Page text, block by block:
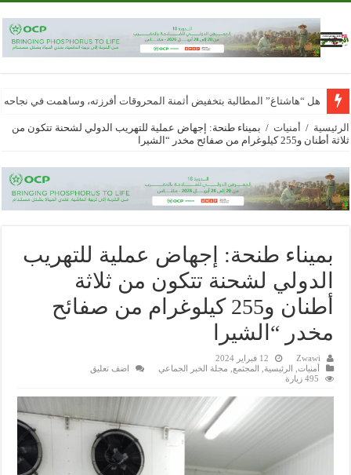
هل “هاشتاغ” المطالبة بتخفيض أثمنة المحروقات أفرزته، وساهمت في
الرئيسية / أمنيات / بميناء طنحة: إجهاض عملية للتهريب الدولي لشحنة تتكون من
ثلاثة أطنان و255 كيلوغرام من صفائح مخدر “الشيرا
بميناء طنحة: إجهاض عملية للتهريب
الدولي لشحنة تتكون من ثلاثة
أطنان و255 كيلوغرام من صفائح
مخدر “الشيرا
Zwawi
12 فبراير 2024
أمنيات الرئيسية المجتمع مجلة الخبر الجماعي
اضف تعليق
495 زيارة